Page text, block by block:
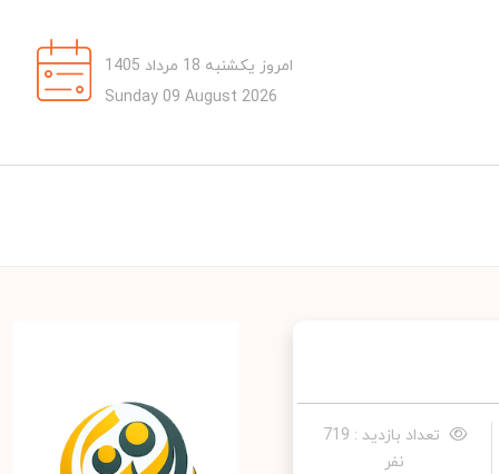
امروز یکشنبه 18 مرداد 1405
Sunday 09 August 2026
تعداد بازدید : 719
نفر